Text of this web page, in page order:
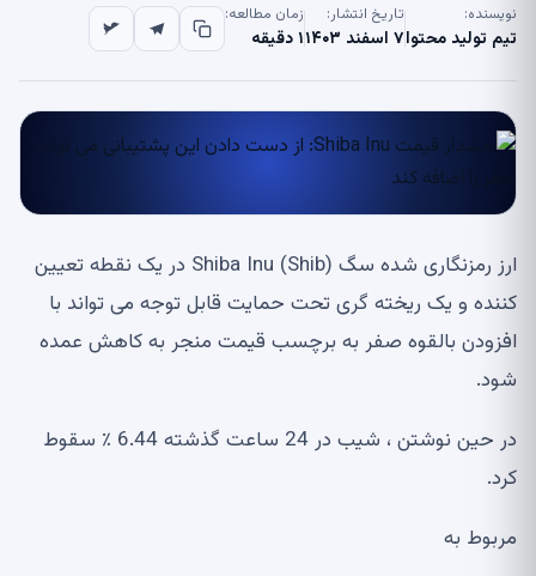
نویسنده:
تیم تولید محتوا
تاریخ انتشار:
۷ اسفند ۱۴۰۳
زمان مطالعه:
۱ دقیقه
ارز رمزنگاری شده سگ Shiba Inu (Shib) در یک نقطه تعیین
کننده و یک ریخته گری تحت حمایت قابل توجه می تواند با
افزودن بالقوه صفر به برچسب قیمت منجر به کاهش عمده
شود.
در حین نوشتن ، شیب در 24 ساعت گذشته 6.44 ٪ سقوط
کرد.
مربوط به